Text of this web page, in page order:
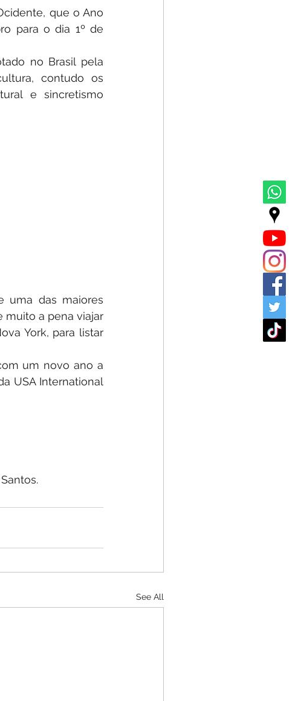
que o Ano
para o dia 1º de
no Brasil pela
contudo os
e sincretismo
uma das maiores
muito a pena viajar
York, para listar
um novo ano a
USA International
See All